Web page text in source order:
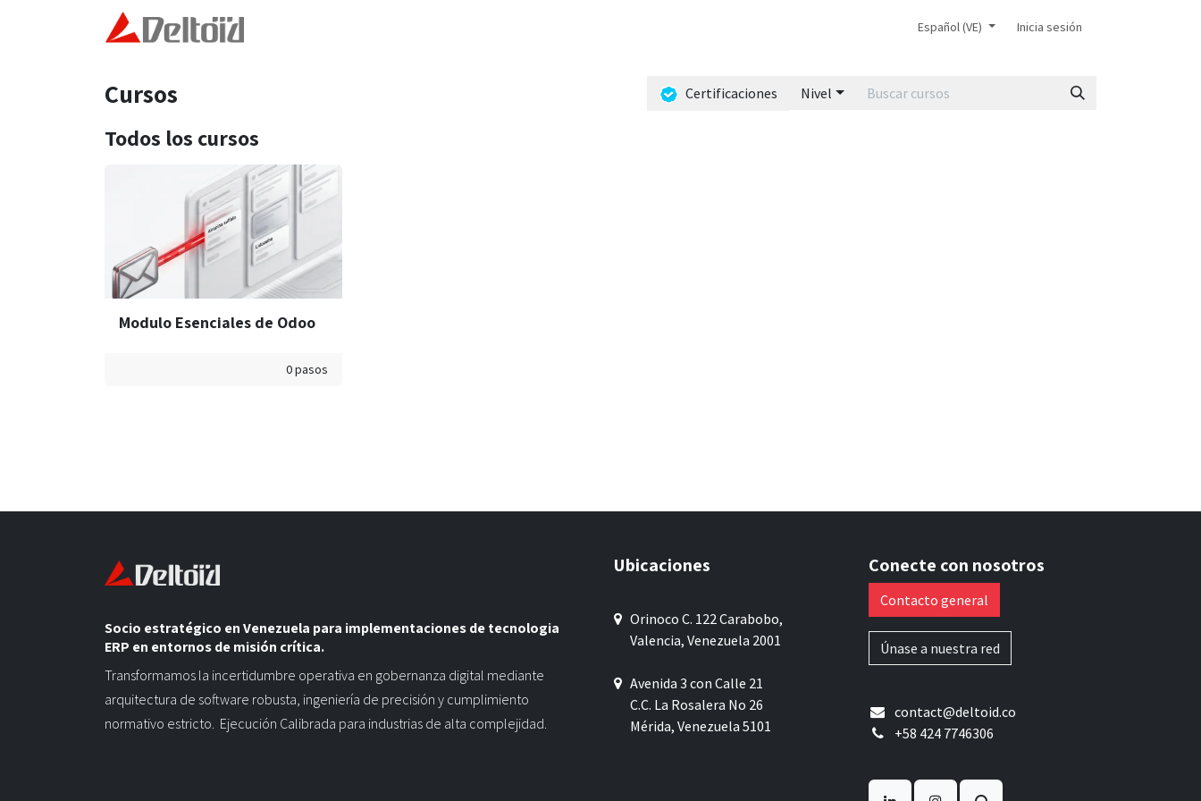
Español (VE) Inicia sesión
Cursos Nivel
Certificaciones
Todos los cursos
Modulo Esenciales de Odoo
0 pasos
Socio estratégico en Venezuela para implementaciones de tecnologia
ERP en entornos de misión crítica.
Transformamos la incertidumbre operativa en gobernanza digital mediante
arquitectura de software robusta, ingeniería de precisión y cumplimiento
normativo estricto. Ejecución Calibrada para industrias de alta complejidad.
Ubicaciones
Orinoco C. 122 Carabobo,
Valencia, Venezuela 2001
Avenida 3 con Calle 21
C.C. La Rosalera No 26
Mérida, Venezuela 5101
Conecte con nosotros
Contacto general
Únase a nuestra red
contact@deltoid.co
+58 424 7746306